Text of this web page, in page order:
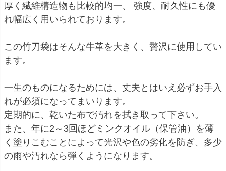
厚く繊維構造物も比較的均一、 強度、耐久性にも優
れ幅広く用いられております。
この竹刀袋はそんな牛革を大きく、贅沢に使用してい
ます。
一生のものになるためには、丈夫とはいえ必ずお手入
れが必須になってまいります。
定期的に、乾いた布で汚れを拭き取って下さい。
また、年に2～3回ほどミンクオイル（保管油）を薄
く塗りこむことによって光沢や色の劣化を防ぎ、多少
の雨や汚れなら弾くようになります。